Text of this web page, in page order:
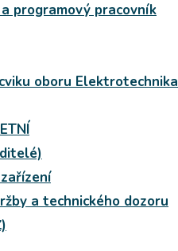
programový pracovník
oboru Elektrotechnika
a technického dozoru